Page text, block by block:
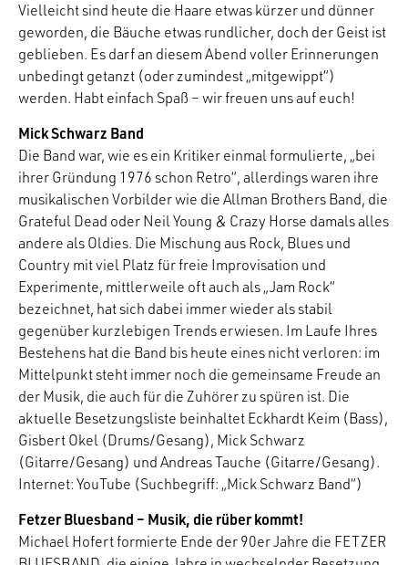
Vielleicht sind heute die Haare etwas kürzer und dünner
geworden, die Bäuche etwas rundlicher, doch der Geist ist
geblieben. Es darf an diesem Abend voller Erinnerungen
unbedingt getanzt (oder zumindest „mitgewippt“)
werden. Habt einfach Spaß – wir freuen uns auf euch!
Mick Schwarz Band
Die Band war, wie es ein Kritiker einmal formulierte, „bei
ihrer Gründung 1976 schon Retro“, allerdings waren ihre
musikalischen Vorbilder wie die Allman Brothers Band, die
Grateful Dead oder Neil Young & Crazy Horse damals alles
andere als Oldies. Die Mischung aus Rock, Blues und
Country mit viel Platz für freie Improvisation und
Experimente, mittlerweile oft auch als „Jam Rock“
bezeichnet, hat sich dabei immer wieder als stabil
gegenüber kurzlebigen Trends erwiesen. Im Laufe Ihres
Bestehens hat die Band bis heute eines nicht verloren: im
Mittelpunkt steht immer noch die gemeinsame Freude an
der Musik, die auch für die Zuhörer zu spüren ist. Die
aktuelle Besetzungsliste beinhaltet Eckhardt Keim (Bass),
Gisbert Okel (Drums/Gesang), Mick Schwarz
(Gitarre/Gesang) und Andreas Tauche (Gitarre/Gesang).
Internet: YouTube (Suchbegriff: „Mick Schwarz Band“)
Fetzer Bluesband – Musik, die rüber kommt!
Michael Hofert formierte Ende der 90er Jahre die FETZER